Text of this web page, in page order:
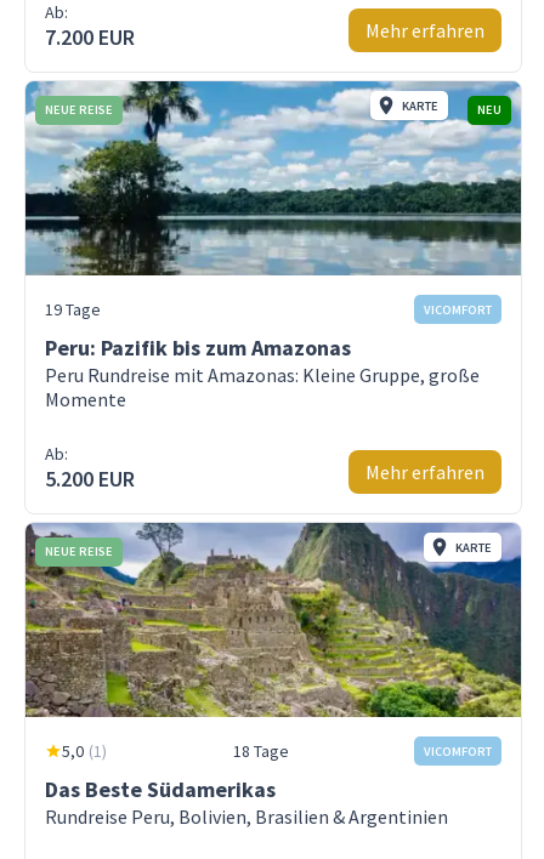
Ab:
7.200 EUR Mehr erfahren
NEUE REISE KARTE NEU
19 Tage VICOMFORT
Peru: Pazifik bis zum Amazonas
Peru Rundreise mit Amazonas: Kleine Gruppe, große
Momente
Ab:
5.200 EUR Mehr erfahren
NEUE REISE KARTE
5,0 (1) 18 Tage VICOMFORT
Das Beste Südamerikas
Rundreise Peru, Bolivien, Brasilien & Argentinien